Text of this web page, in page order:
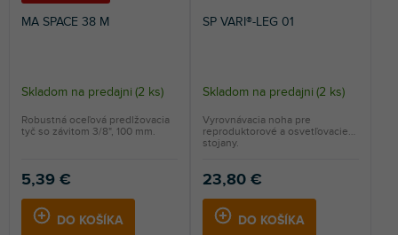
MA SPACE 38 M
Skladom na predajni (2 ks)
5,39 €
DO KOŠÍKA
Robustná oceľová predlžovacia
tyč so závitom 3/8", 100 mm.
SP VARI®-LEG 01
Skladom na predajni (2 ks)
23,80 €
DO KOŠÍKA
Vyrovnávacia noha pre
reproduktorové a osvetľovacie
stojany.